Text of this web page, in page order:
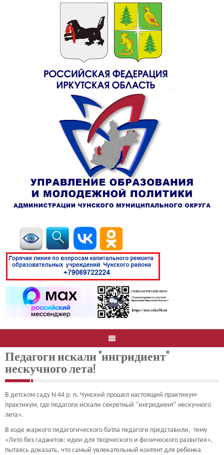
Педагоги искали "ингридиент"
нескучного лета!
В детском саду N 44 р. п. Чунский прошел настоящий практикум-
практикум, где педагоги искали секретный "ингридиент" нескучного
лета».
В ходе жаркого педагогического батла педагоги представили, тему
«Лето без гаджетов: идеи для творческого и физического развития»,
пытаясь доказать, что самый увлекательный контент для ребенка